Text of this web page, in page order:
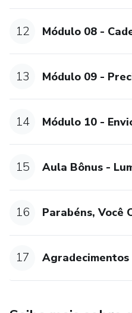
12 Módulo 08 -
13 Módulo 09 -
14 Módulo 10 -
15 Aula Bônus -
16 Parabéns, Você
17 Agradecimentos